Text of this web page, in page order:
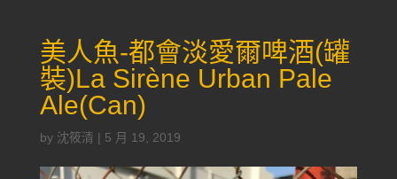
美人魚-都會淡愛爾啤酒(罐
裝)La Sirène Urban Pale
Ale(Can)
by 沈筱清 | 5 月 19, 2019